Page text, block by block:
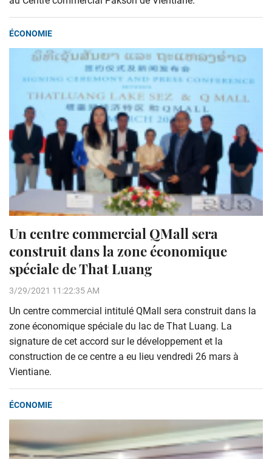
ÉCONOMIE
Un centre commercial QMall sera
construit dans la zone économique
spéciale de That Luang
3/29/2021 11:22:35 AM
Un centre commercial intitulé QMall sera construit dans la
zone économique spéciale du lac de That Luang. La
signature de cet accord sur le développement et la
construction de ce centre a eu lieu vendredi 26 mars à
Vientiane.
ÉCONOMIE